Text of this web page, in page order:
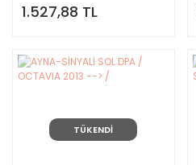
1.527,88 TL
TÜKENDİ